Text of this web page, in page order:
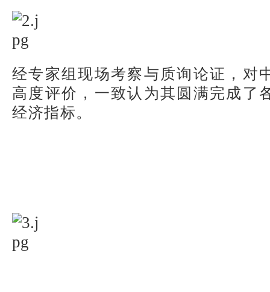
经专家组现场考察与质询论证，对
高度评价，一致认为其圆满完成了
经济指标。